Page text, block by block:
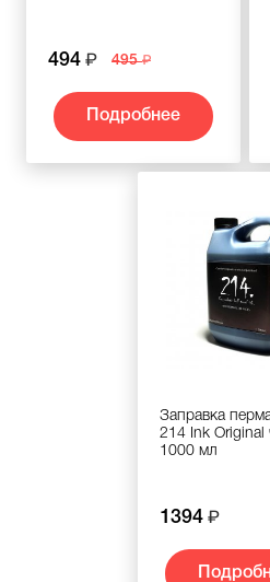
494 495
Подробнее
Заправка
214 Ink Original
1000 мл
1394